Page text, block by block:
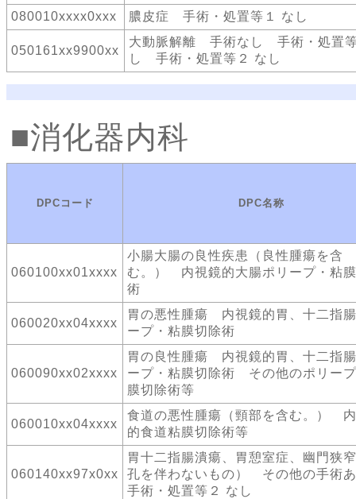
080010xxxx0xxx
膿皮症 手術・処置等１ なし
050161xx9900xx
大動脈解離 手術なし 手術・処置
し 手術・処置等２ なし
消化器内科
DPCコード DPC名称
060100xx01xxxx
小腸大腸の良性疾患（良性腫瘍を含
む。） 内視鏡的大腸ポリープ・粘
術
060020xx04xxxx
胃の悪性腫瘍 内視鏡的胃、十二指
ープ・粘膜切除術
060090xx02xxxx
胃の良性腫瘍 内視鏡的胃、十二指
ープ・粘膜切除術 その他のポリー
膜切除術等
060010xx04xxxx
食道の悪性腫瘍（頸部を含む。）
的食道粘膜切除術等
060140xx97x0xx
胃十二指腸潰瘍、胃憩室症、幽門狭
孔を伴わないもの） その他の手
手術・処置等２ なし